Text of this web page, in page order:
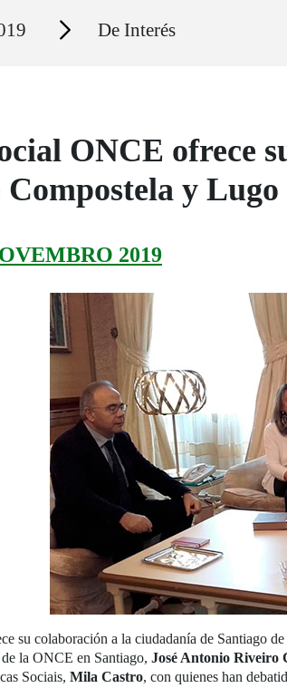
Secciones De Interés
ONCE ofrece
Compostela y Lugo
2019
su colaboración a la ciudadanía de Santiago
la ONCE en Santiago, José Antonio Riveiro
Sociais, Mila Castro, con quienes han